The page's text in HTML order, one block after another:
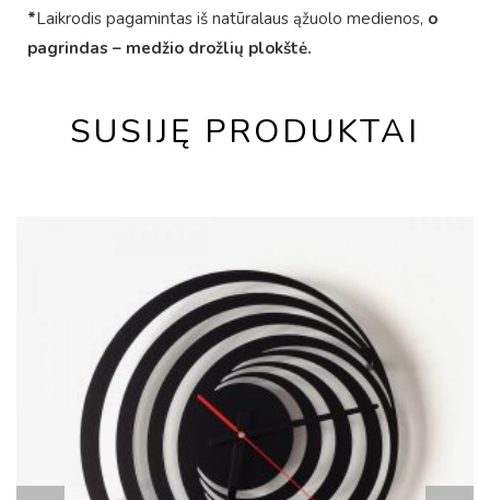
*Laikrodis pagamintas iš natūralaus ąžuolo medienos, o
pagrindas – medžio drožlių plokštė.
SUSIJĘ PRODUKTAI